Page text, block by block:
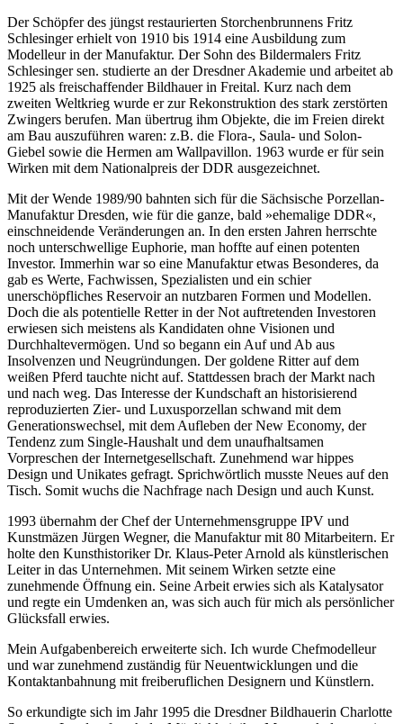
Der Schöpfer des jüngst restaurierten Storchenbrunnens Fritz
Schlesinger erhielt von 1910 bis 1914 eine Ausbildung zum
Modelleur in der Manufaktur. Der Sohn des Bildermalers Fritz
Schlesinger sen. studierte an der Dresdner Akademie und arbeitet ab
1925 als freischaffender Bildhauer in Freital. Kurz nach dem
zweiten Weltkrieg wurde er zur Rekonstruktion des stark zerstörten
Zwingers berufen. Man übertrug ihm Objekte, die im Freien direkt
am Bau auszuführen waren: z.B. die Flora-, Saula- und Solon-
Giebel sowie die Hermen am Wallpavillon. 1963 wurde er für sein
Wirken mit dem Nationalpreis der DDR ausgezeichnet.
Mit der Wende 1989/90 bahnten sich für die Sächsische Porzellan-
Manufaktur Dresden, wie für die ganze, bald »ehemalige DDR«,
einschneidende Veränderungen an. In den ersten Jahren herrschte
noch unterschwellige Euphorie, man hoffte auf einen potenten
Investor. Immerhin war so eine Manufaktur etwas Besonderes, da
gab es Werte, Fachwissen, Spezialisten und ein schier
unerschöpfliches Reservoir an nutzbaren Formen und Modellen.
Doch die als potentielle Retter in der Not auftretenden Investoren
erwiesen sich meistens als Kandidaten ohne Visionen und
Durchhaltevermögen. Und so begann ein Auf und Ab aus
Insolvenzen und Neugründungen. Der goldene Ritter auf dem
weißen Pferd tauchte nicht auf. Stattdessen brach der Markt nach
und nach weg. Das Interesse der Kundschaft an historisierend
reproduzierten Zier- und Luxusporzellan schwand mit dem
Generationswechsel, mit dem Aufleben der New Economy, der
Tendenz zum Single-Haushalt und dem unaufhaltsamen
Vorpreschen der Internetgesellschaft. Zunehmend war hippes
Design und Unikates gefragt. Sprichwörtlich musste Neues auf den
Tisch. Somit wuchs die Nachfrage nach Design und auch Kunst.
1993 übernahm der Chef der Unternehmensgruppe IPV und
Kunstmäzen Jürgen Wegner, die Manufaktur mit 80 Mitarbeitern. Er
holte den Kunsthistoriker Dr. Klaus-Peter Arnold als künstlerischen
Leiter in das Unternehmen. Mit seinem Wirken setzte eine
zunehmende Öffnung ein. Seine Arbeit erwies sich als Katalysator
und regte ein Umdenken an, was sich auch für mich als persönlicher
Glücksfall erwies.
Mein Aufgabenbereich erweiterte sich. Ich wurde Chefmodelleur
und war zunehmend zuständig für Neuentwicklungen und die
Kontaktanbahnung mit freiberuflichen Designern und Künstlern.
So erkundigte sich im Jahr 1995 die Dresdner Bildhauerin Charlotte